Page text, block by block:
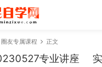
圈友专属课程 正文
专业讲座 实